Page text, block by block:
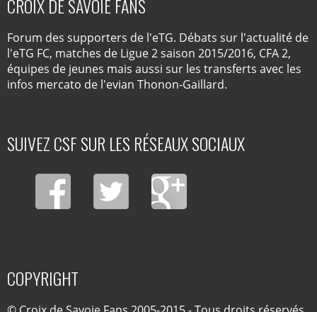
CROIX DE SAVOIE FANS
Forum des supporters de l'eTG. Débats sur l'actualité de
l'eTG FC, matches de Ligue 2 saison 2015/2016, CFA 2,
équipes de jeunes mais aussi sur les transferts avec les
infos mercato de l'evian Thonon-Gaillard.
SUIVEZ CSF SUR LES RÉSEAUX SOCIAUX
COPYRIGHT